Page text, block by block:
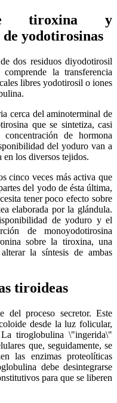
tiroxina y
yodotirosinas
dos residuos diyodotirosil
la transferencia
libres yodotirosil o iones
cerca del aminoterminal de
que se sintetiza, casi
de hormona
del yoduro van a
en los diversos tejidos.
cinco veces más activa que
del yodo de ésta última,
tener poco efecto sobre
elaborada por la glándula.
de yoduro y el
de monoyodotirosina
sobre la tiroxina, una
la síntesis de ambas
tiroideas
del proceso secretor. Este
desde la luz folicular,
tiroglobulina \"ingerida\"
que, seguidamente, se
las enzimas proteolíticas
debe desintegrarse
para que se liberen